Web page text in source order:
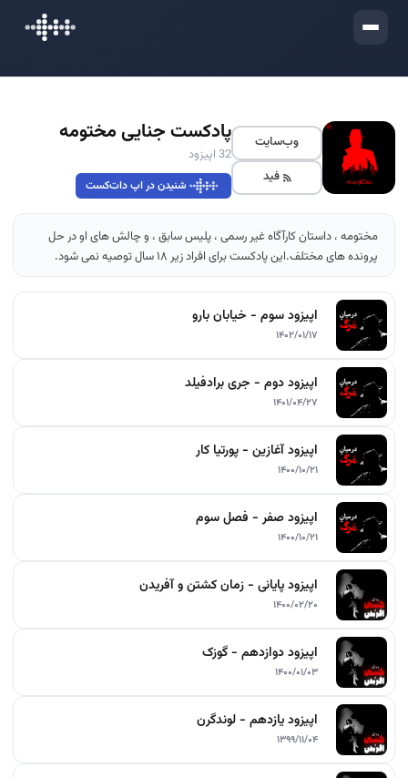
ورود
پادکست جنایی مختومه
32 اپیزود
شنیدن در اپ دات‌کست
وب‌سایت
فید
مختومه ، داستان کارآگاه غیر رسمی ، پلیس سابق ، و چالش های او در حل
پرونده های مختلف.این پادکست برای افراد زیر ۱۸ سال توصیه نمی شود.
اپیزود سوم - خیابان بارو
۱۴۰۲/۰۱/۱۷
اپیزود دوم - جری برادفیلد
۱۴۰۱/۰۴/۲۷
اپیزود آغازین - پورتیا کار
۱۴۰۰/۱۰/۲۱
اپیزود صفر - فصل سوم
۱۴۰۰/۱۰/۲۱
اپیزود پایانی - زمان کشتن و آفریدن
۱۴۰۰/۰۲/۲۰
اپیزود دوازدهم - گوزک
۱۴۰۰/۰۱/۰۳
اپیزود یازدهم - لوندگرن
۱۳۹۹/۱۱/۰۴